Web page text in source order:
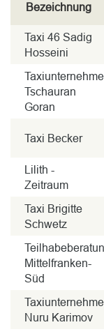
Bezeichnung
Taxi 46 Sadig
Hosseini
Tschauran
Goran
Taxi Becker
Lilith -
Zeitraum
Taxi Brigitte
Schwetz
Mittelfranken-
Süd
Nuru Karimov